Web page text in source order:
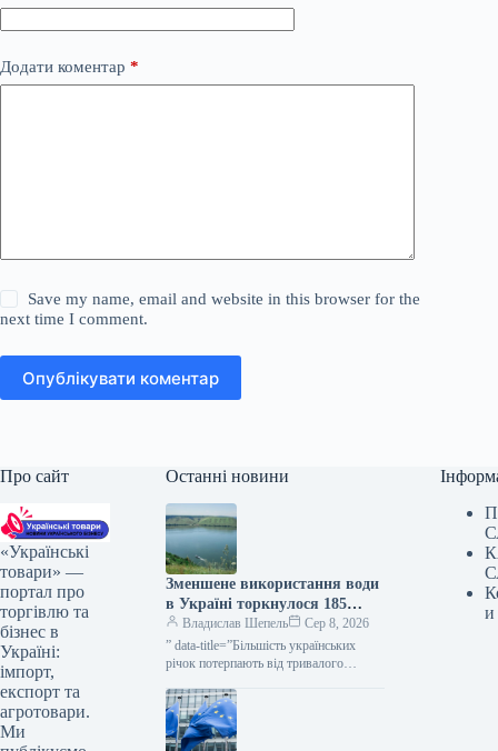
Додати коментар *
Save my name, email and website in this browser for the
next time I comment.
Опублікувати коментар
Про сайт
«Українські
товари» —
портал про
торгівлю та
бізнес в
Україні:
імпорт,
експорт та
агротовари.
Ми
Останні новини
Зменшене використання води
в Україні торкнулося 185
споживачів — КУРКУЛЬ
Владислав Шепель
Сер 8, 2026
” data-title=”Більшість українських
річок потерпають від тривалого
url=”https://kurkul.com/news/41869-na-
bilshosti-richok-ukrayini-zberigayetsya-
stiyke-malovoddya”> Більшість
и